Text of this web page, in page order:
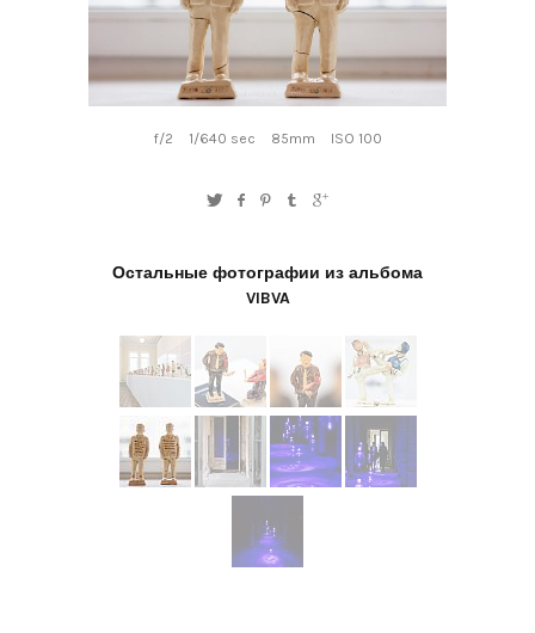
f/2 1/640 sec 85mm ISO 100
Остальные фотографии из альбома
VIBVA